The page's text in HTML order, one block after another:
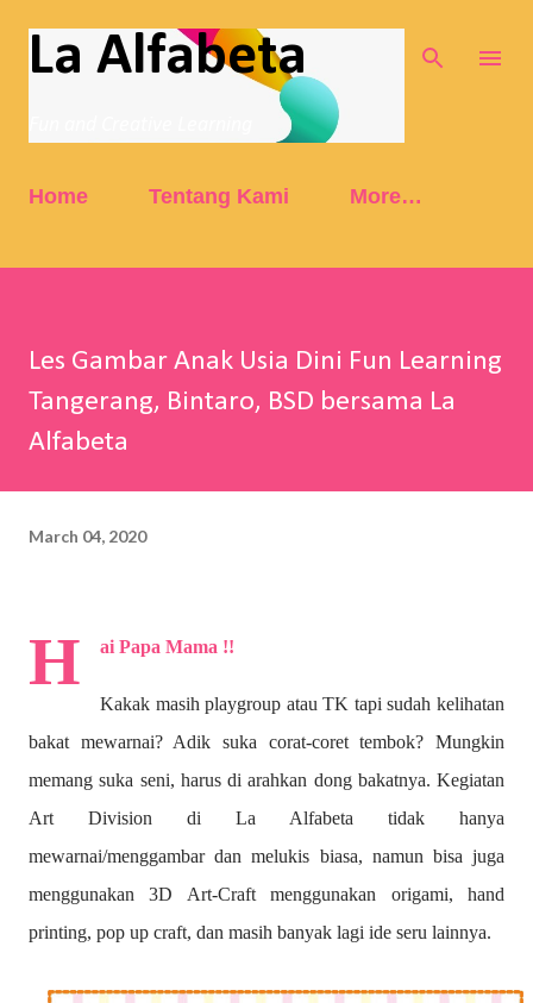
Skip to main content
La Alfabeta
Home Tentang Kami More…
Les Gambar Anak Usia Dini Fun Learning
Tangerang, Bintaro, BSD bersama La
Alfabeta
March 04, 2020
H ai Papa Mama !!
Kakak masih playgroup atau TK tapi sudah kelihatan
bakat mewarnai? Adik suka corat-coret tembok? Mungkin
memang suka seni, harus di arahkan dong bakatnya. Kegiatan
Art Division di La Alfabeta tidak hanya
mewarnai/menggambar dan melukis biasa, namun bisa juga
menggunakan 3D Art-Craft menggunakan origami, hand
printing, pop up craft, dan masih banyak lagi ide seru lainnya.